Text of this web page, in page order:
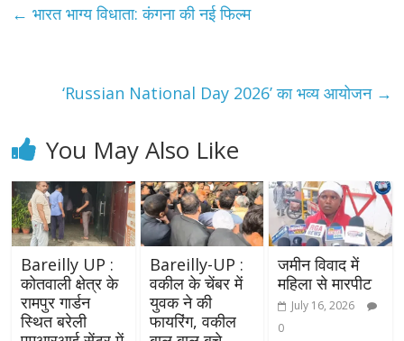
← भारत भाग्य विधाता: कंगना की नई फिल्म
‘Russian National Day 2026’ का भव्य आयोजन →
You May Also Like
Bareilly UP :
कोतवाली क्षेत्र के
रामपुर गार्डन
स्थित बरेली
Bareilly-UP :
वकील के चेंबर में
युवक ने की
फायरिंग, वकील
जमीन विवाद में
महिला से मारपीट
July 16, 2026
0